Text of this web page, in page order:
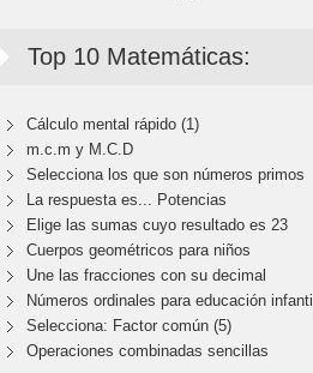
Top 10 Matemáticas:
Cálculo mental rápido (1)
m.c.m y M.C.D
Selecciona los que son números primos
La respuesta es... Potencias
Elige las sumas cuyo resultado es 23
Cuerpos geométricos para niños
Une las fracciones con su decimal
Números ordinales para educación infantil
Selecciona: Factor común (5)
Operaciones combinadas sencillas